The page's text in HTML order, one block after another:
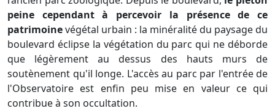
peine cependant à percevoir la présence de ce
patrimoinevégétal urbain : la minéralité du paysage du
boulevard éclipse la végétation du parc qui ne déborde
que légèrement au dessus des hauts murs de
soutènement qu'il longe. L'accès au parc par l'entrée de
l'Observatoire est enfin peu mise en valeur ce qui
contribue à son occultation.